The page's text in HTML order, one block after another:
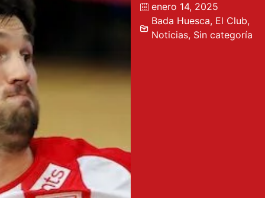
enero 14, 2025
Bada Huesca, El Club,
Noticias, Sin categoría